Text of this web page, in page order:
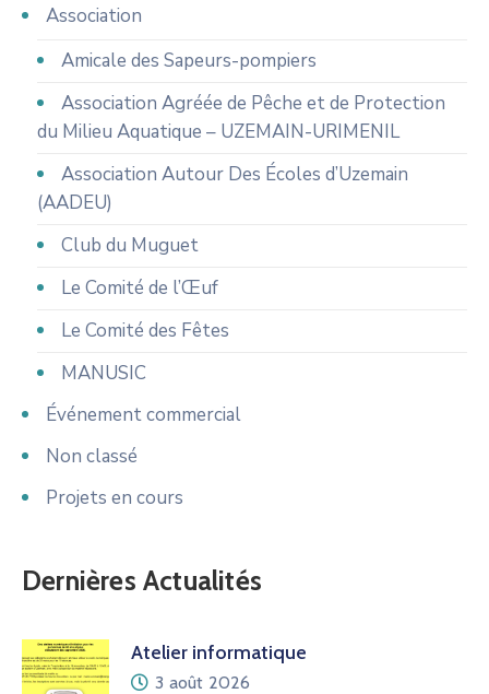
Association
Amicale des Sapeurs-pompiers
Association Agréée de Pêche et de Protection
du Milieu Aquatique – UZEMAIN-URIMENIL
Association Autour Des Écoles d’Uzemain
(AADEU)
Club du Muguet
Le Comité de l’Œuf
Le Comité des Fêtes
MANUSIC
Événement commercial
Non classé
Projets en cours
Dernières Actualités
Atelier informatique
3 août 2026